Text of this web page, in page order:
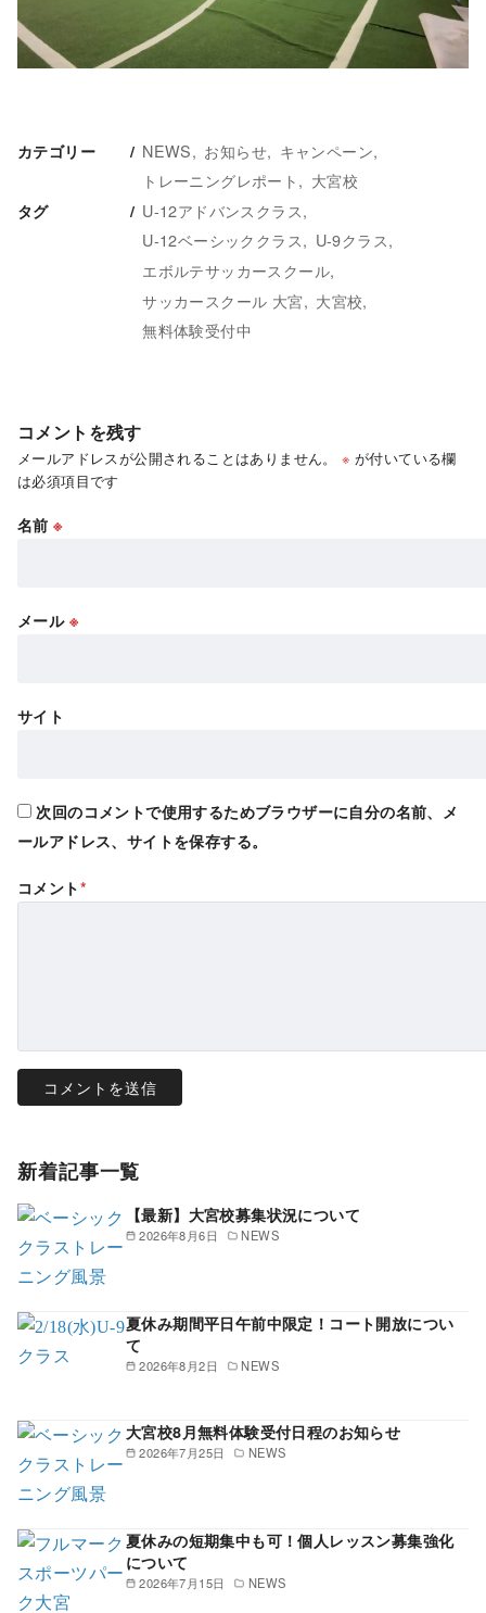
カテゴリー NEWS お知らせ
キャンペーン
トレーニングレポート
大宮校
タグ
U-12アドバンスクラス
U-12ベーシッククラス
U-9クラス
エボルテサッカースクール
サッカースクール 大宮
大宮校
無料体験受付中
コメントを残す
メールアドレスが公開されることはありません。 ※ が付いている欄
は必須項目です
名前※
メール ※
サイト
次回のコメントで使用するためブラウザーに自分の名前、メ
ールアドレス、サイトを保存する。
コメント*
新着記事一覧
2026年8月6日 NEWS
【最新】大宮校募集状況について
2026年8月2日 NEWS
夏休み期間平日午前中限定！コート開放につい
て
2026年7月25日 NEWS
大宮校8月無料体験受付日程のお知らせ
2026年7月15日 NEWS
夏休みの短期集中も可！個人レッスン募集強化
について